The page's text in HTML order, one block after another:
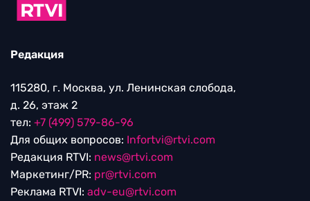
Редакция
115280, г. Москва, ул. Ленинская слобода,
д. 26, этаж 2
тел: +7 (499) 579-86-96
Для общих вопросов: Infortvi@rtvi.com
Редакция RTVI: news@rtvi.com
Маркетинг/PR: pr@rtvi.com
Реклама RTVI: adv-eu@rtvi.com